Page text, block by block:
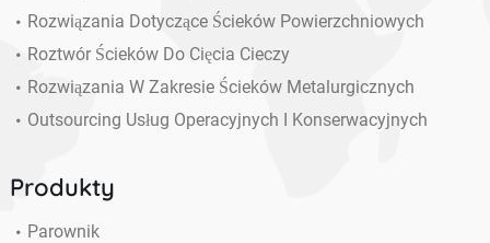
Rozwiązania Dotyczące Ścieków Powierzchniowych
Roztwór Ścieków Do Cięcia Cieczy
Rozwiązania W Zakresie Ścieków Metalurgicznych
Outsourcing Usług Operacyjnych I Konserwacyjnych
Produkty
Parownik